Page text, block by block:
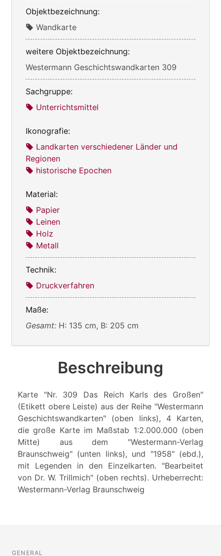
Objektbezeichnung:
Wandkarte
weitere Objektbezeichnung:
Westermann Geschichtswandkarten 309
Sachgruppe:
Unterrichtsmittel
Ikonografie:
Landkarten verschiedener Länder und
Regionen
historische Epochen
Material:
Papier
Leinen
Holz
Metall
Technik:
Druckverfahren
Maße:
Gesamt: H: 135 cm, B: 205 cm
Beschreibung
Karte "Nr. 309 Das Reich Karls des Großen"
(Etikett obere Leiste) aus der Reihe "Westermann
Geschichtswandkarten" (oben links), 4 Karten,
die große Karte im Maßstab 1:2.000.000 (oben
Mitte) aus dem "Westermann-Verlag
Braunschweig" (unten links), und "1958" (ebd.),
mit Legenden in den Einzelkarten. "Bearbeitet
von Dr. W. Trillmich" (oben rechts). Urheberrecht:
Westermann-Verlag Braunschweig
GENERAL